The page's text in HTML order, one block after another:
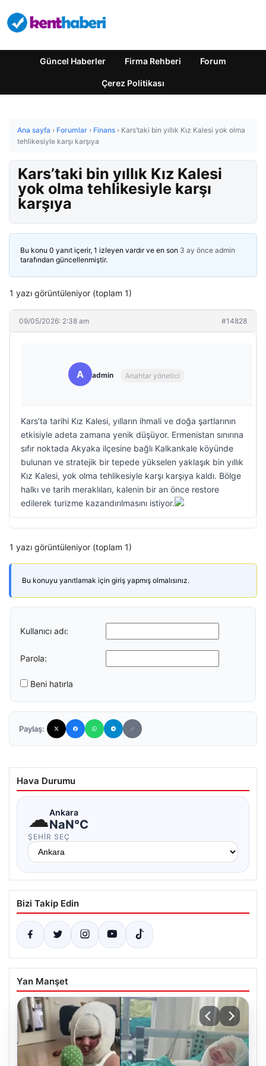
Güncel Haberler Firma Rehberi Forum
Çerez Politikası
Ana sayfa › Forumlar › Finans › Kars’taki bin yıllık Kız Kalesi yok olma
tehlikesiyle karşı karşıya
Kars’taki bin yıllık Kız Kalesi
yok olma tehlikesiyle karşı
karşıya
Bu konu 0 yanıt içerir, 1 izleyen vardır ve en son 3 ay önce admin
tarafından güncellenmiştir.
1 yazı görüntüleniyor (toplam 1)
09/05/2026: 2:38 am #14828
A admin Anahtar yönetici
Kars’ta tarihi Kız Kalesi, yılların ihmali ve doğa şartlarının
etkisiyle adeta zamana yenik düşüyor. Ermenistan sınırına
sıfır noktada Akyaka ilçesine bağlı Kalkankale köyünde
bulunan ve stratejik bir tepede yükselen yaklaşık bin yıllık
Kız Kalesi, yok olma tehlikesiyle karşı karşıya kaldı. Bölge
halkı ve tarih meraklıları, kalenin bir an önce restore
edilerek turizme kazandırılmasını istiyor.
1 yazı görüntüleniyor (toplam 1)
Bu konuyu yanıtlamak için giriş yapmış olmalısınız.
Kullanıcı adı:
Parola:
Beni hatırla
Paylaş:
Hava Durumu
☁Ankara
NaN°C
ŞEHIR SEÇ
Bizi Takip Edin
Yan Manşet